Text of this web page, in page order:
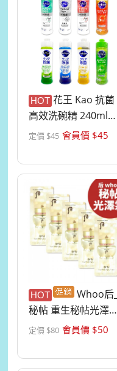
HOT 花王 Kao 抗菌
高效洗碗精 240ml
(可洗...
定價 $45 會員價 $45
HOT
Whoo后_
秘帖 重生秘帖光澤霜
1ml*10入 ...
定價 $80 會員價 $50